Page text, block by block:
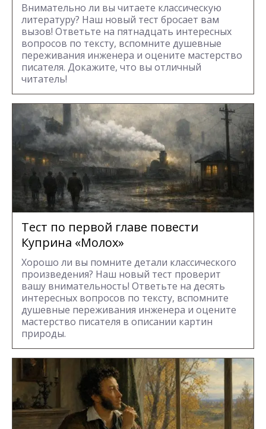
Внимательно ли вы читаете классическую
литературу? Наш новый тест бросает вам
вызов! Ответьте на пятнадцать интересных
вопросов по тексту, вспомните душевные
переживания инженера и оцените мастерство
писателя. Докажите, что вы отличный
читатель!
Тест по первой главе повести
Куприна «Молох»
Хорошо ли вы помните детали классического
произведения? Наш новый тест проверит
вашу внимательность! Ответьте на десять
интересных вопросов по тексту, вспомните
душевные переживания инженера и оцените
мастерство писателя в описании картин
природы.